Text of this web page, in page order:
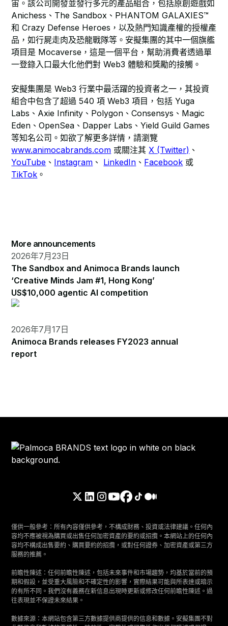
宙。該公司開發並發行多元的產品組合，包括原創遊戲如
Anichess、The Sandbox、PHANTOM GALAXIES™
和 Crazy Defense Heroes，以及熱門知識產權的授權產
品，如行屍走肉及恐龍戰隊等。安擬集團的其中一個旗艦
項目是 Mocaverse，這是一個平台，幫助消費者透過單
一登錄入口最大化他們對 Web3 體驗和獎勵的接觸。
安擬集團是 Web3 行業中最活躍的投資者之一，其投資
組合中包含了超過 540 項 Web3 項目，包括 Yuga
Labs、Axie Infinity、Polygon、Consensys、Magic
Eden、OpenSea、Dapper Labs、Yield Guild Games
等知名公司。如欲了解更多詳情，請瀏覽
www.animocabrands.com 或關注其X (Twitter) 、
YouTube 、 Instagram 、 LinkedIn 、 Facebook 或
TikTok 。
More announcements
2026年7月23日
The Sandbox and Animoca Brands launch
‘Creative Minds Jam #1, Hong Kong’
US$10,000 agentic AI competition
2026年7月17日
Animoca Brands releases FY2023 annual
report
僅供一般參考：所有內容僅供參考，不構成財務、投資或法律建議。任何內
容均不應被視為購買或出售任何加密資產的要約或招攬。本網站上的任何內
容均不構成出售要約、購買要約的招攬，或對任何證券、加密資產或第三方
服務的推薦。
前瞻性陳述：任何前瞻性陳述，包括未來事件和市場趨勢，均基於當前的預
期和假設，並受重大風險和不確定性的影響，實際結果可能與所表達或暗示
的有所不同。我們沒有義務在新信息出現時更新或修改任何前瞻性陳述。過
往表現並不保證未來結果。
數據來源：本網站包含第三方數據提供商提供的信息和數據。安擬集團不對